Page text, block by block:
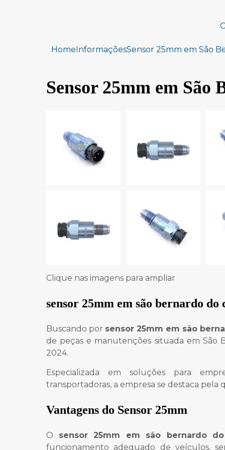
HomeInformaçõesSensor 25mm em São
Sensor 25mm em São
Clique nas imagens para ampliar
sensor 25mm em são bernardo do
Buscando por sensor 25mm em são
de peças e manutenções situada em São
2024.
Especializada em soluções para
transportadoras, a empresa se destaca
Vantagens do Sensor 25mm
O sensor 25mm em são bernardo
funcionamento adequado de veículos,